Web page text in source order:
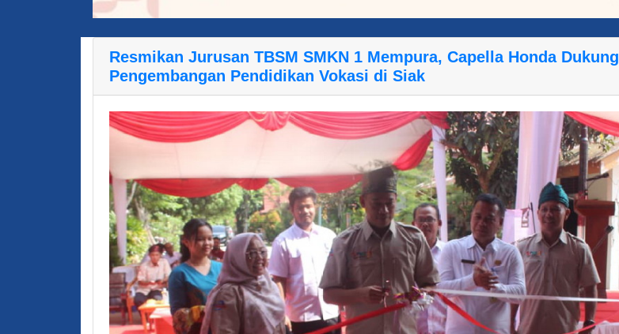
Resmikan Jurusan TBSM SMKN 1 Mempura, Capella Honda Dukung
Pengembangan Pendidikan Vokasi di Siak